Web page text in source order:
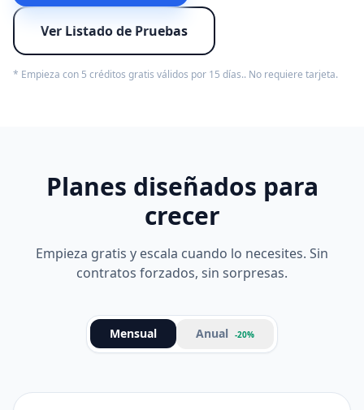
Ver Listado de Pruebas
* Empieza con 5 créditos gratis válidos por 15 días.. No requiere tarjeta.
Planes diseñados para
crecer
Empieza gratis y escala cuando lo necesites. Sin
contratos forzados, sin sorpresas.
Mensual Anual -20%